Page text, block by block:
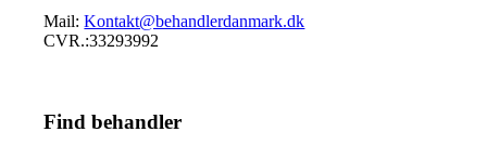
Mail:Kontakt@behandlerdanmark.dk
CVR.:33293992
Find behandler